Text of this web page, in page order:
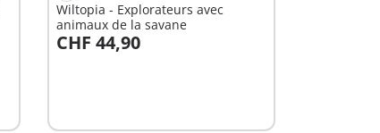
Wiltopia - Explorateurs avec
animaux de la savane
CHF 44,90
Au panier